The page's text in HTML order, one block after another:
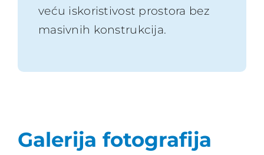
veću iskoristivost prostora bez
masivnih konstrukcija.
Galerija fotografija